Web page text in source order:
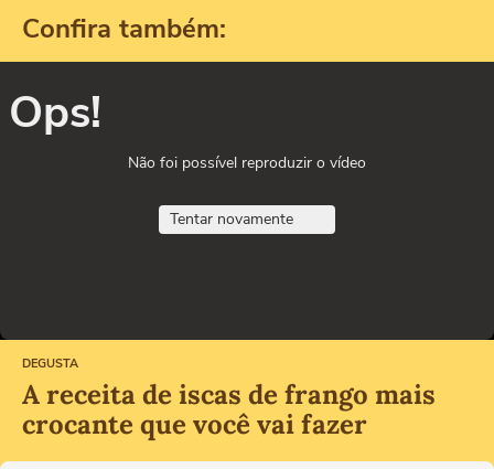
Confira também:
Ops!
Não foi possível reproduzir o vídeo
Tentar novamente
DEGUSTA
A receita de iscas de frango mais
crocante que você vai fazer